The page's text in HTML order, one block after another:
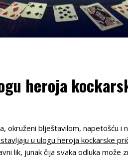
heroja
okruženi blještavilom, napetošću i
u ulogu heroja kockarske
lik, junak čija svaka odluka može